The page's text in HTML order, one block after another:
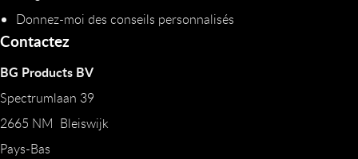
Donnez-moi des conseils personnalisés
Contactez
BG Products BV
Spectrumlaan 39
2665 NM Bleiswijk
Pays-Bas